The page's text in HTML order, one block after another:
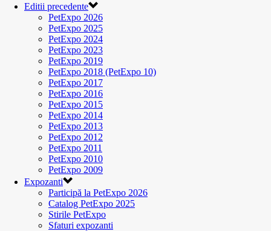
Editii precedente
PetExpo 2026
PetExpo 2025
PetExpo 2024
PetExpo 2023
PetExpo 2019
PetExpo 2018 (PetExpo 10)
PetExpo 2017
PetExpo 2016
PetExpo 2015
PetExpo 2014
PetExpo 2013
PetExpo 2012
PetExpo 2011
PetExpo 2010
PetExpo 2009
Expozanti
Participă la PetExpo 2026
Catalog PetExpo 2025
Stirile PetExpo
Sfaturi expozanti